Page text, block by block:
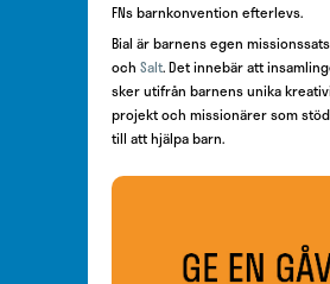
FNs barnkonvention efterlevs.
Bial är barnens egen
och Salt. Det innebär att
sker utifrån barnens unika
projekt och missionärer som
till att hjälpa barn.